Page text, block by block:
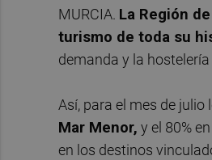
MURCIA. La Región
turismo de toda su
demanda y la
Así, para el mes de
Mar Menor, y el 80%
en los destinos